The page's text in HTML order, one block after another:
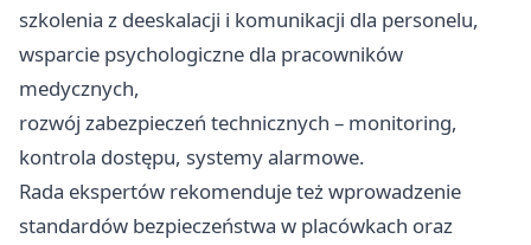
szkolenia z deeskalacji i komunikacji dla personelu,
wsparcie psychologiczne dla pracowników
medycznych,
rozwój zabezpieczeń technicznych – monitoring,
kontrola dostępu, systemy alarmowe.
Rada ekspertów rekomenduje też wprowadzenie
standardów bezpieczeństwa w placówkach oraz